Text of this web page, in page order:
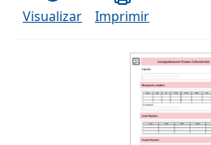
Visualizar Imprimir